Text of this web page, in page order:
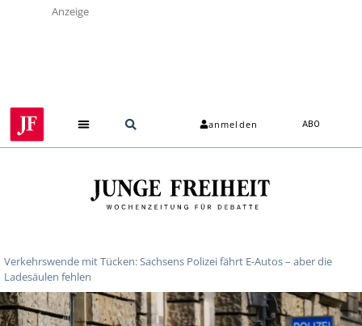
Anzeige
anmelden ABO
Verkehrswende mit Tücken: Sachsens Polizei fährt E-Autos – aber die
Ladesäulen fehlen